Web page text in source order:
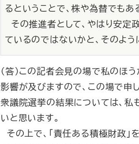
るということで、株や為替でも
その推進者として、やはり安定
ているのではないかと、そのよう
（答）この記者会見の場で私のほ
影響が及びますので、この場で申
衆議院選挙の結果については、私
いと思います。
その上で、「責任ある積極財政